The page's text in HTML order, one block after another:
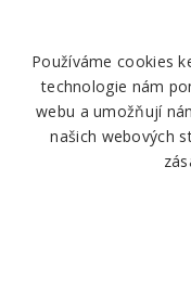
Používáme cookies
technologie nám
webu a umožňují
našich webových